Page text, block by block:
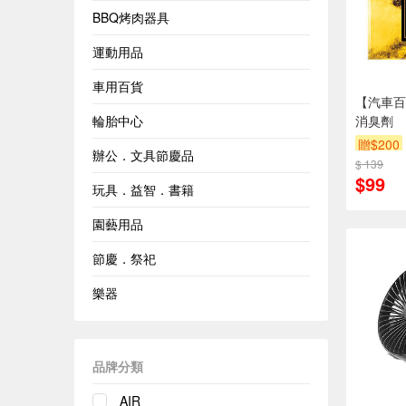
BBQ烤肉器具
運動用品
車用百貨
輪胎中心
辦公．文具節慶品
玩具．益智．書籍
園藝用品
節慶．祭祀
樂器
品牌分類
AIR
【汽車
消臭劑
贈$200
$ 139
$99